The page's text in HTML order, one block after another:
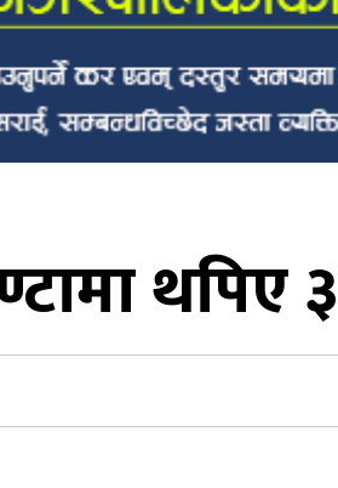
थपिए